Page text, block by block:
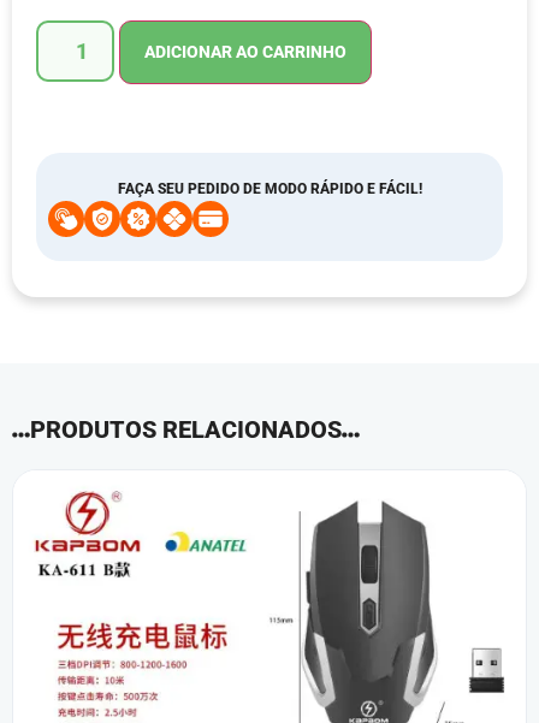
ADICIONAR AO CARRINHO
FAÇA SEU PEDIDO DE MODO RÁPIDO E FÁCIL!
PRODUTOS RELACIONADOS